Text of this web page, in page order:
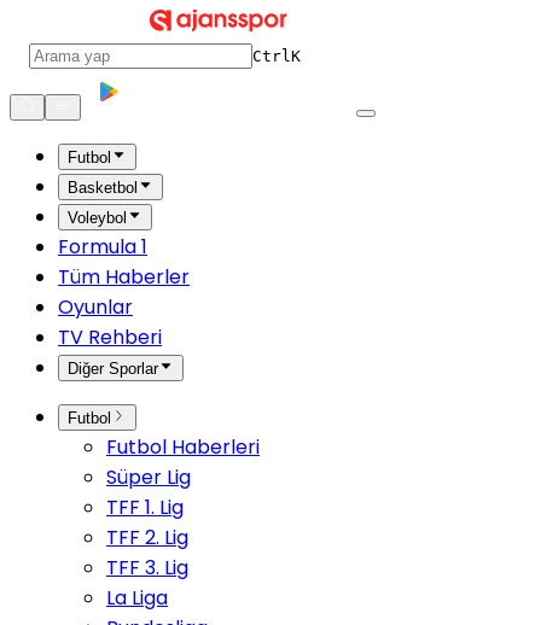
CtrlK
Futbol
Basketbol
Voleybol
Formula 1
Tüm Haberler
Oyunlar
TV Rehberi
Diğer Sporlar
Futbol
Futbol Haberleri
Süper Lig
TFF 1. Lig
TFF 2. Lig
TFF 3. Lig
La Liga